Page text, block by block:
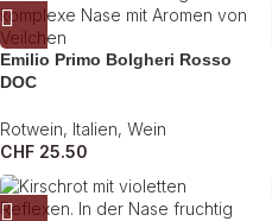
Emilio Primo Bolgheri Rosso
DOC
Rotwein, Italien, Wein
CHF 25.50